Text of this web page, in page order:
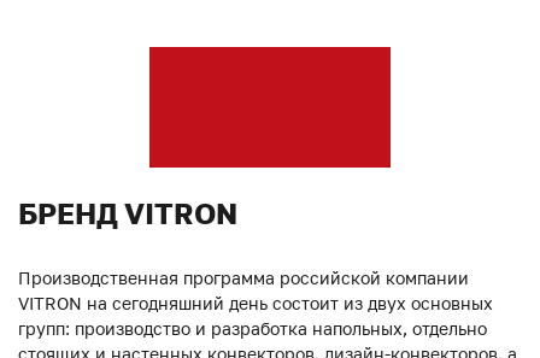
БРЕНД VITRON
Производственная программа российской компании
VITRON на сегодняшний день состоит из двух основных
групп: производство и разработка напольных, отдельно
стоящих и настенных конвекторов, дизайн-конвекторов, а